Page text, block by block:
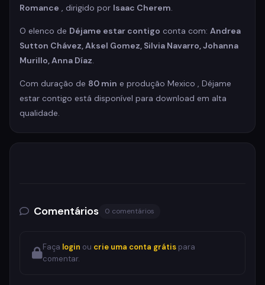
Romance , dirigido por Isaac Cherem.
O elenco de Déjame estar contigo conta com: Andrea
Sutton Chávez, Aksel Gomez, Silvia Navarro, Johanna
Murillo, Anna Díaz.
Com duração de 80 min e produção Mexico , Déjame
estar contigo está disponível para download em alta
qualidade.
Comentários 0 comentários
Faça login ou crie uma conta grátis para
comentar.